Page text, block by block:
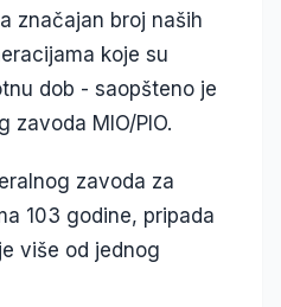
značajan broj naših
koje su
dob - saopšteno je
zavoda MIO/PIO.
zavoda za
103 godine, pripada
više od jednog